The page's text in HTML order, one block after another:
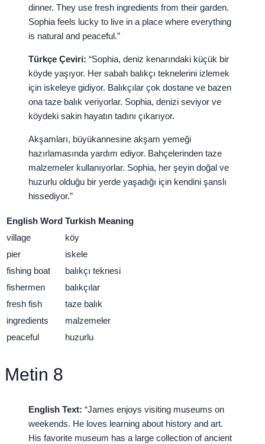
dinner. They use fresh ingredients from their garden.
Sophia feels lucky to live in a place where everything
is natural and peaceful.”
Türkçe Çeviri: “Sophia, deniz kenarındaki küçük bir
köyde yaşıyor. Her sabah balıkçı teknelerini izlemek
için iskeleye gidiyor. Balıkçılar çok dostane ve bazen
ona taze balık veriyorlar. Sophia, denizi seviyor ve
köydeki sakin hayatın tadını çıkarıyor.
Akşamları, büyükannesine akşam yemeği
hazırlamasında yardım ediyor. Bahçelerinden taze
malzemeler kullanıyorlar. Sophia, her şeyin doğal ve
huzurlu olduğu bir yerde yaşadığı için kendini şanslı
hissediyor.”
English Word Turkish Meaning
village
köy
pier
iskele
fishing boat
balıkçı teknesi
fishermen
balıkçılar
fresh fish
taze balık
ingredients
malzemeler
peaceful
huzurlu
Metin 8
English Text: “James enjoys visiting museums on
weekends. He loves learning about history and art.
His favorite museum has a large collection of ancient